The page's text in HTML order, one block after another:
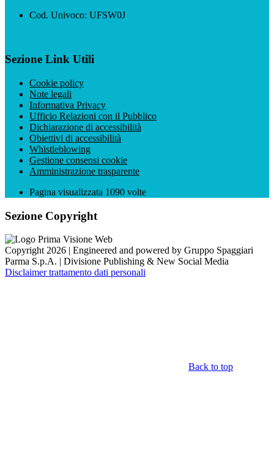
Cod. Univoco: UFSW0J
Sezione Link Utili
Cookie policy
Note legali
Informativa Privacy
Ufficio Relazioni con il Pubblico
Dichiarazione di accessibilità
Obiettivi di accessibilità
Whistleblowing
Gestione consensi cookie
Amministrazione trasparente
Pagina visualizzata 1090 volte
Sezione Copyright
Copyright 2026 | Engineered and powered by Gruppo Spaggiari
Parma S.p.A. | Divisione Publishing & New Social Media
Disclaimer trattamento dati personali
Back to top